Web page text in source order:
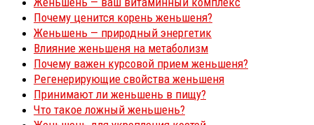
Почему ценится корень женьшеня?
Женьшень — природный энергетик
Влияние женьшеня на метаболизм
Почему важен курсовой прием женьшеня?
Регенерирующие свойства женьшеня
Принимают ли женьшень в пищу?
Что такое ложный женьшень?